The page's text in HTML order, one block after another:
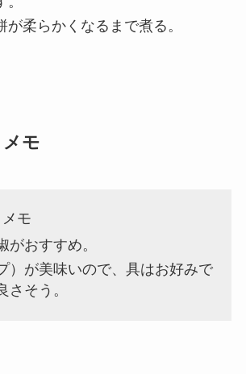
が柔らかくなるまで煮る。
モ
モ
がおすすめ。
）が美味いので、具はお好みで
さそう。